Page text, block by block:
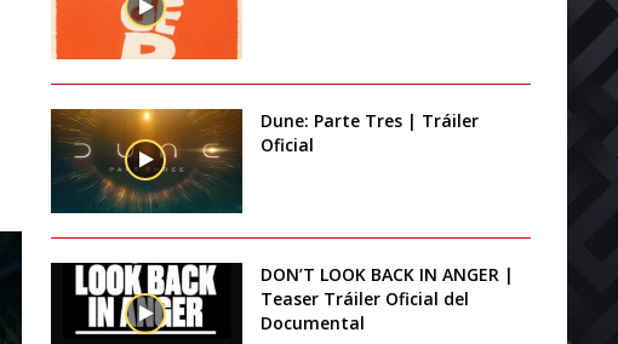
Dune: Parte Tres | Tráiler
Oficial
DON’T LOOK BACK IN ANGER |
Teaser Tráiler Oficial del
Documental